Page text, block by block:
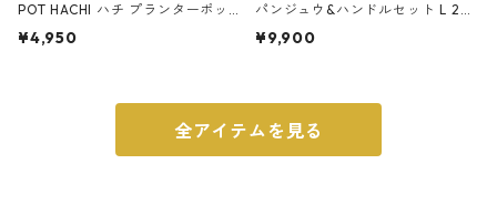
POT HACHI ハチ プランターポッ
ト 3号 ブラック
¥4,950
パンジュウ&ハンドルセット L 24c
m ガス火・IH対応 鉄フライパン
¥9,900
全アイテムを見る